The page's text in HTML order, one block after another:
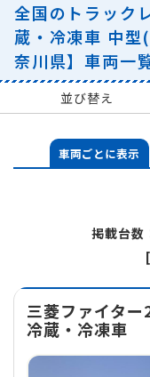
全国のトラック
蔵・冷凍車 中
奈川県】車両一
車両ごとに表示
並び替え
掲載台数
三菱ファイタ
冷蔵・冷凍車